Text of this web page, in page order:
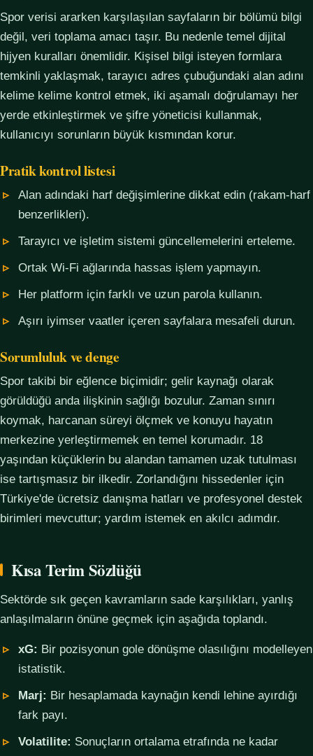
Spor verisi ararken karşılaşılan sayfaların bir bölümü bilgi
değil, veri toplama amacı taşır. Bu nedenle temel dijital
hijyen kuralları önemlidir. Kişisel bilgi isteyen formlara
temkinli yaklaşmak, tarayıcı adres çubuğundaki alan adını
kelime kelime kontrol etmek, iki aşamalı doğrulamayı her
yerde etkinleştirmek ve şifre yöneticisi kullanmak,
kullanıcıyı sorunların büyük kısmından korur.
Pratik kontrol listesi
Alan adındaki harf değişimlerine dikkat edin (rakam-harf
benzerlikleri).
Tarayıcı ve işletim sistemi güncellemelerini erteleme.
Ortak Wi-Fi ağlarında hassas işlem yapmayın.
Her platform için farklı ve uzun parola kullanın.
Aşırı iyimser vaatler içeren sayfalara mesafeli durun.
Sorumluluk ve denge
Spor takibi bir eğlence biçimidir; gelir kaynağı olarak
görüldüğü anda ilişkinin sağlığı bozulur. Zaman sınırı
koymak, harcanan süreyi ölçmek ve konuyu hayatın
merkezine yerleştirmemek en temel korumadır. 18
yaşından küçüklerin bu alandan tamamen uzak tutulması
ise tartışmasız bir ilkedir. Zorlandığını hissedenler için
Türkiye'de ücretsiz danışma hatları ve profesyonel destek
birimleri mevcuttur; yardım istemek en akılcı adımdır.
Kısa Terim Sözlüğü
Sektörde sık geçen kavramların sade karşılıkları, yanlış
anlaşılmaların önüne geçmek için aşağıda toplandı.
xG: Bir pozisyonun gole dönüşme olasılığını modelleyen
istatistik.
Marj: Bir hesaplamada kaynağın kendi lehine ayırdığı
fark payı.
Volatilite: Sonuçların ortalama etrafında ne kadar